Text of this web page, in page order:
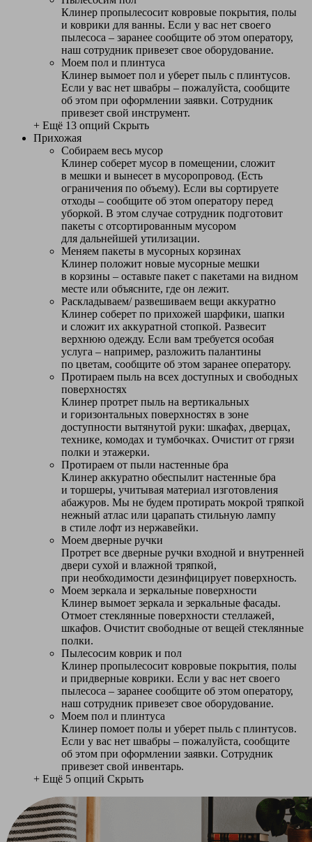
Клинер пропылесосит ковровые покрытия, полы
и коврики для ванны. Если у вас нет своего
пылесоса – заранее сообщите об этом оператору,
наш сотрудник привезет свое оборудование.
Моем пол и плинтуса
Клинер вымоет пол и уберет пыль с плинтусов.
Если у вас нет швабры – пожалуйста, сообщите
об этом при оформлении заявки. Сотрудник
привезет свой инструмент.
+ Ещё 13 опций Скрыть
Прихожая
Собираем весь мусор
Клинер соберет мусор в помещении, сложит
в мешки и вынесет в мусоропровод. (Есть
ограничения по объему). Если вы сортируете
отходы – сообщите об этом оператору перед
уборкой. В этом случае сотрудник подготовит
пакеты с отсортированным мусором
для дальнейшей утилизации.
Меняем пакеты в мусорных корзинах
Клинер положит новые мусорные мешки
в корзины – оставьте пакет с пакетами на видном
месте или объясните, где он лежит.
Раскладываем/ развешиваем вещи аккуратно
Клинер соберет по прихожей шарфики, шапки
и сложит их аккуратной стопкой. Развесит
верхнюю одежду. Если вам требуется особая
услуга – например, разложить палантины
по цветам, сообщите об этом заранее оператору.
Протираем пыль на всех доступных и свободных
поверхностях
Клинер протрет пыль на вертикальных
и горизонтальных поверхностях в зоне
доступности вытянутой руки: шкафах, дверцах,
технике, комодах и тумбочках. Очистит от грязи
полки и этажерки.
Протираем от пыли настенные бра
Клинер аккуратно обеспылит настенные бра
и торшеры, учитывая материал изготовления
абажуров. Мы не будем протирать мокрой тряпкой
нежный атлас или царапать стильную лампу
в стиле лофт из нержавейки.
Моем дверные ручки
Протрет все дверные ручки входной и внутренней
двери сухой и влажной тряпкой,
при необходимости дезинфицирует поверхность.
Моем зеркала и зеркальные поверхности
Клинер вымоет зеркала и зеркальные фасады.
Отмоет стеклянные поверхности стеллажей,
шкафов. Очистит свободные от вещей стеклянные
полки.
Пылесосим коврик и пол
Клинер пропылесосит ковровые покрытия, полы
и придверные коврики. Если у вас нет своего
пылесоса – заранее сообщите об этом оператору,
наш сотрудник привезет свое оборудование.
Моем пол и плинтуса
Клинер помоет полы и уберет пыль с плинтусов.
Если у вас нет швабры – пожалуйста, сообщите
об этом при оформлении заявки. Сотрудник
привезет свой инвентарь.
+ Ещё 5 опций Скрыть